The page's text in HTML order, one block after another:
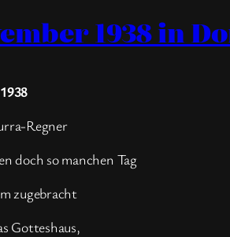
1938 in
Regner
doch so manchen Tag
zugebracht
Gotteshaus,